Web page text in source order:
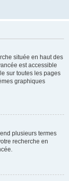
située en haut des
est accessible
sur toutes les pages
graphiques
plusieurs termes
recherche en